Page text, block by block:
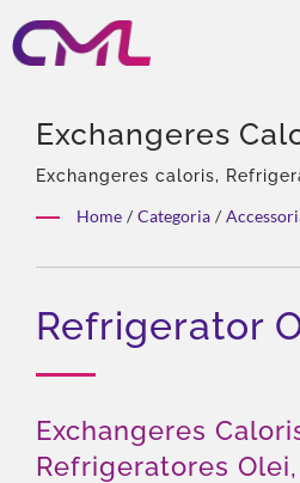
Exchangeres
Refrigeratores
Tubus Finis
Series HS
Globaliter
Et Pumptae
CML Vincit 2024
100® Praemium
Exchangeres caloris,
turma, Dives productorum
Flexibilis customizatio,
Home / Categoria /
Refrigerator
Exchangeres
Refrigeratores